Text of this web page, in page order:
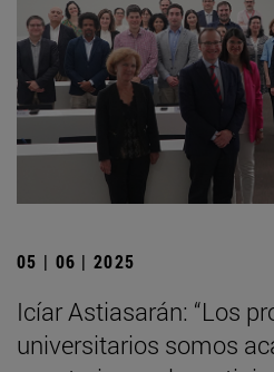
05 | 06 | 2025
Icíar Astiasarán: “Los
universitarios somos